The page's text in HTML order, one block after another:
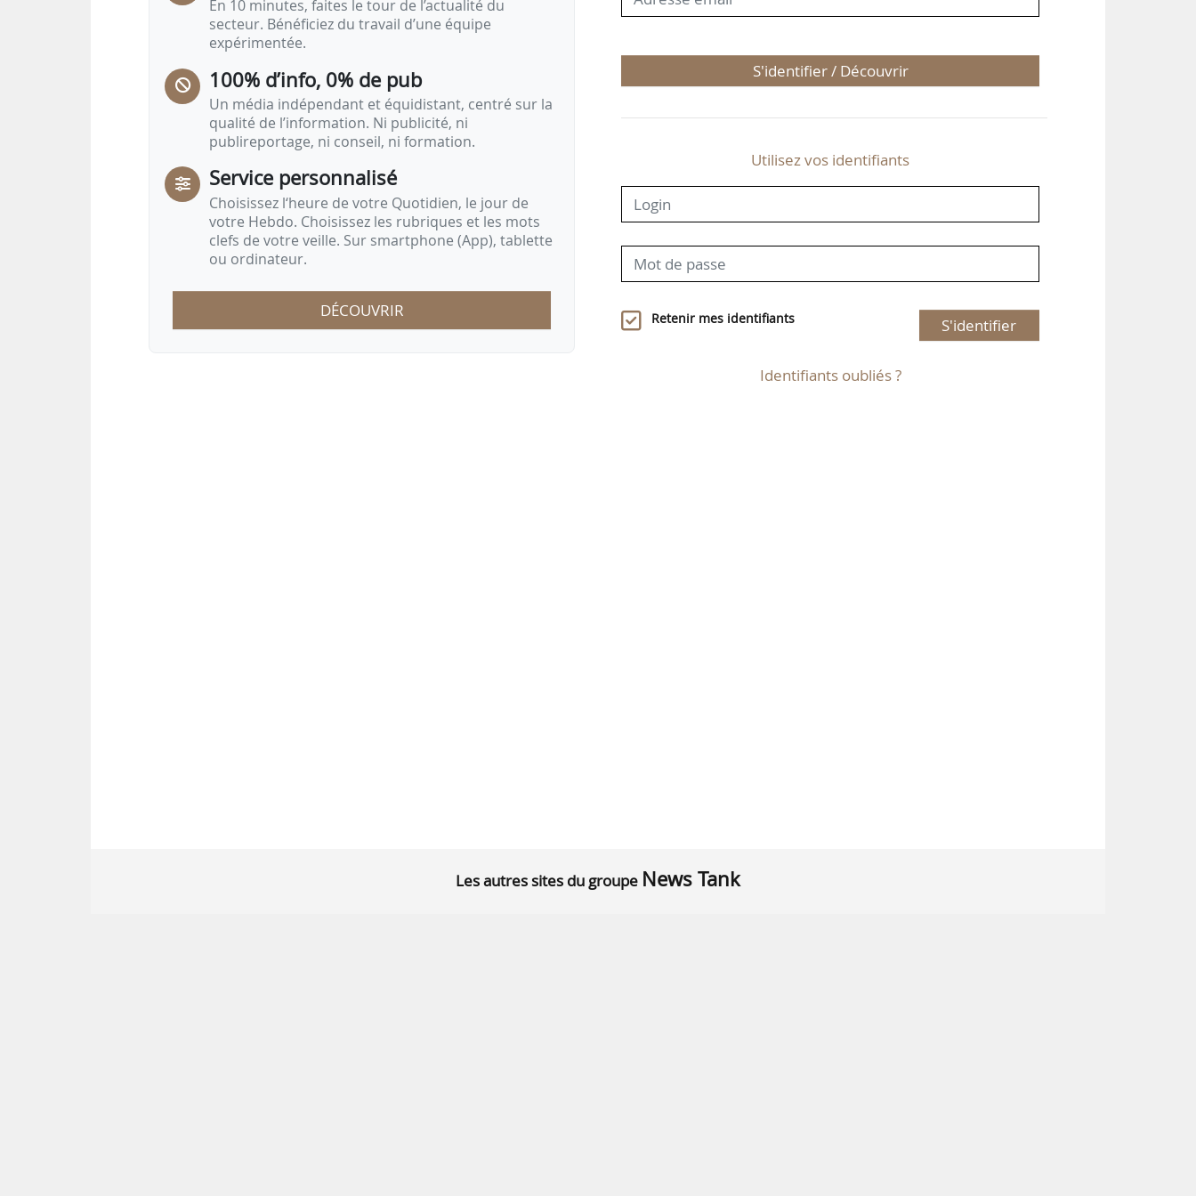
En 10 minutes, faites le tour de l’actualité du
secteur. Bénéficiez du travail d’une équipe
expérimentée.
100% d’info, 0% de pub
Un média indépendant et équidistant, centré sur la
qualité de l’information. Ni publicité, ni
publireportage, ni conseil, ni formation.
Service personnalisé
Choisissez l‘heure de votre Quotidien, le jour de
votre Hebdo. Choisissez les rubriques et les mots
clefs de votre veille. Sur smartphone (App), tablette
ou ordinateur.
DÉCOUVRIR
S'identifier / Découvrir
Utilisez vos identifiants
Retenir mes identifiants S'identifier
Identifiants oubliés ?
Les autres sites du groupe News Tank